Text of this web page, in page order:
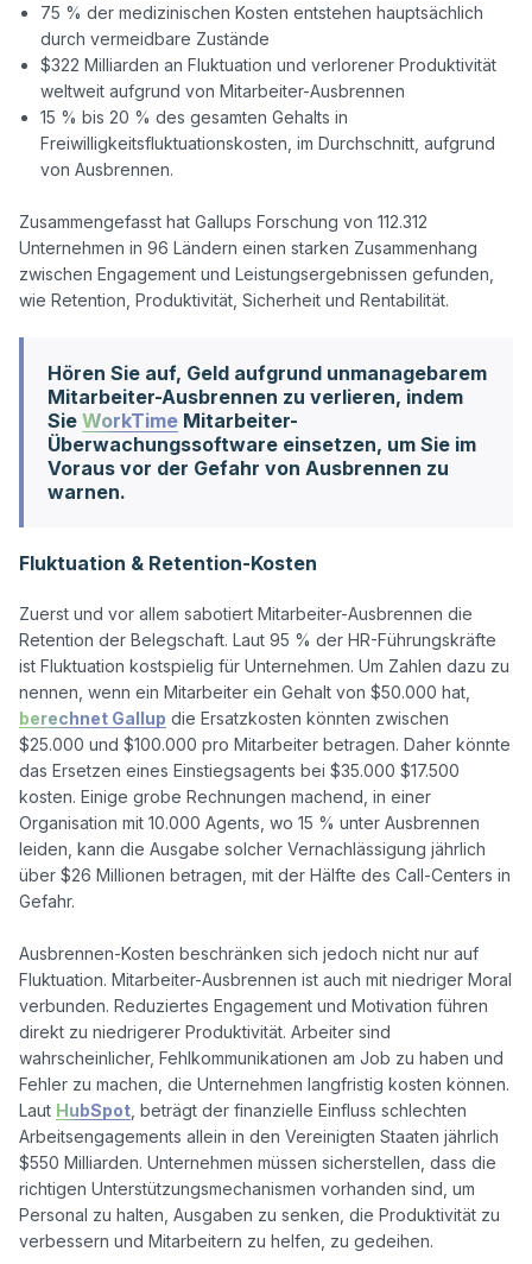
75 % der medizinischen Kosten entstehen hauptsächlich
durch vermeidbare Zustände
$322 Milliarden an Fluktuation und verlorener Produktivität
weltweit aufgrund von Mitarbeiter-Ausbrennen
15 % bis 20 % des gesamten Gehalts in
Freiwilligkeitsfluktuationskosten, im Durchschnitt, aufgrund
von Ausbrennen.
Zusammengefasst hat Gallups Forschung von 112.312
Unternehmen in 96 Ländern einen starken Zusammenhang
zwischen Engagement und Leistungsergebnissen gefunden,
Hören Sie auf, Geld aufgrund unmanagebarem
Mitarbeiter-Ausbrennen zu verlieren, indem
Sie WorkTime Mitarbeiter-
Überwachungssoftware einsetzen, um Sie im
Voraus vor der Gefahr von Ausbrennen zu
warnen.
Fluktuation & Retention-Kosten
Zuerst und vor allem sabotiert Mitarbeiter-Ausbrennen die
Retention der Belegschaft. Laut 95 % der HR-Führungskräfte
ist Fluktuation kostspielig für Unternehmen. Um Zahlen dazu zu
berechnet Gallup die Ersatzkosten könnten zwischen
$25.000 und $100.000 pro Mitarbeiter betragen. Daher könnte
das Ersetzen eines Einstiegsagents bei $35.000 $17.500
kosten. Einige grobe Rechnungen machend, in einer
Organisation mit 10.000 Agents, wo 15 % unter Ausbrennen
leiden, kann die Ausgabe solcher Vernachlässigung jährlich
über $26 Millionen betragen, mit der Hälfte des Call-Centers in
Gefahr.
Ausbrennen-Kosten beschränken sich jedoch nicht nur auf
Fluktuation. Mitarbeiter-Ausbrennen ist auch mit niedriger Moral
verbunden. Reduziertes Engagement und Motivation führen
direkt zu niedrigerer Produktivität. Arbeiter sind
wahrscheinlicher, Fehlkommunikationen am Job zu haben und
Fehler zu machen, die Unternehmen langfristig kosten können.
Laut HubSpot , beträgt der finanzielle Einfluss schlechten
Arbeitsengagements allein in den Vereinigten Staaten jährlich
$550 Milliarden. Unternehmen müssen sicherstellen, dass die
richtigen Unterstützungsmechanismen vorhanden sind, um
Personal zu halten, Ausgaben zu senken, die Produktivität zu